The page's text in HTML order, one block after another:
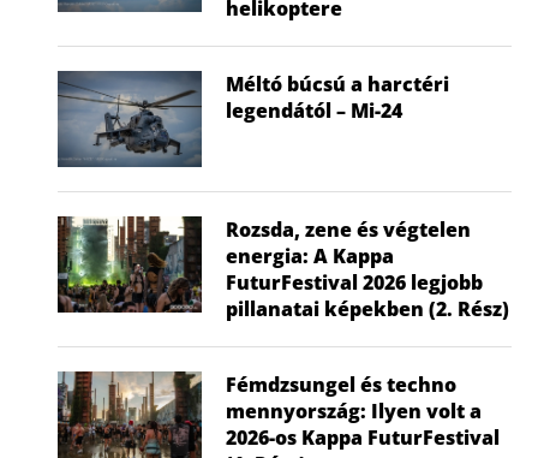
helikoptere
Méltó búcsú a harctéri
legendától – Mi-24
Rozsda, zene és végtelen
energia: A Kappa
FuturFestival 2026 legjobb
pillanatai képekben (2. Rész)
Fémdzsungel és techno
mennyország: Ilyen volt a
2026-os Kappa FuturFestival